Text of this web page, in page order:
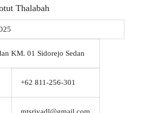
Thalabah
KM. 01 Sidorejo Sedan
+62 811-256-301